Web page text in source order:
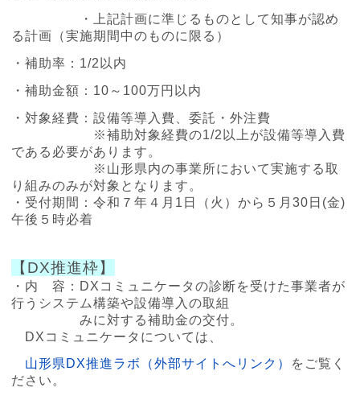
・上記計画に準じるものとして知事が認め
る計画（実施期間中のものに限る）
・補助率：1/2以内
・補助金額：10～100万円以内
・対象経費：設備等導入費、委託・外注費
※補助対象経費の1/2以上が設備等導入費
である必要があります。
※山形県内の事業所において実施する取
り組みのみが対象となります。
・受付期間：令和７年４月1日（火）から５月30日(金)
午後５時必着
【DX推進枠】
・内 容： DXコミュニケータの診断を受けた事業者が
行うシステム構築や設備導入の取組
みに対する補助金の交付。
DXコミュニケータについては、
山形県DX推進ラボ（外部サイトへリンク） をご覧く
ださい。